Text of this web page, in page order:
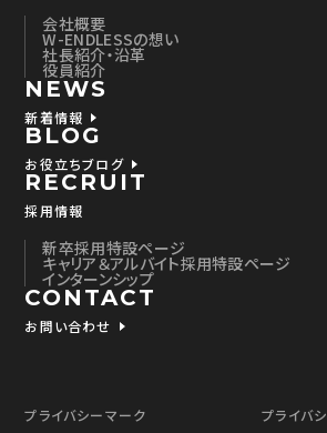
会社概要
W-ENDLESSの想い
社長紹介・沿革
役員紹介
NEWS
新着情報
BLOG
お役立ちブログ
RECRUIT
採用情報
新卒採用特設ページ
キャリア＆アルバイト採用特設ページ
インターンシップ
CONTACT
お問い合わせ
プライバシーマーク プライバ